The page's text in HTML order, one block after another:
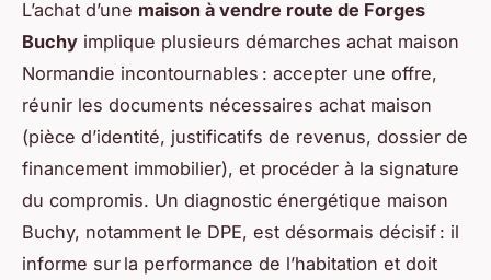
L’achat d’une maison à vendre route de Forges
Buchy implique plusieurs démarches achat maison
Normandie incontournables : accepter une offre,
réunir les documents nécessaires achat maison
(pièce d’identité, justificatifs de revenus, dossier de
financement immobilier), et procéder à la signature
du compromis. Un diagnostic énergétique maison
Buchy, notamment le DPE, est désormais décisif : il
informe sur la performance de l’habitation et doit